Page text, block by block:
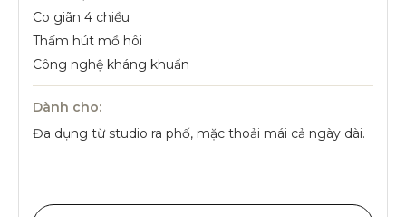
Co giãn 4 chiều
Thấm hút mồ hôi
Công nghệ kháng khuẩn
Dành cho:
Đa dụng từ studio ra phố, mặc thoải mái cả ngày dài.